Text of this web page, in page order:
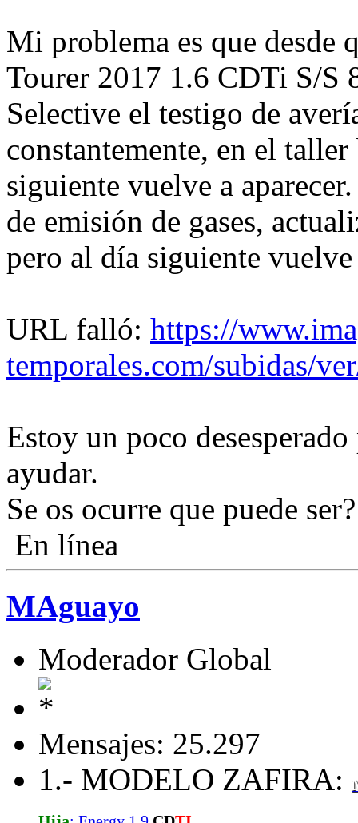
Mi problema es que desde
Tourer 2017 1.6 CDTi S/S
Selective el testigo de
constantemente, en el
siguiente vuelve a
de emisión de gases,
pero al día siguiente
URL falló: https://
temporales.com/subidas/
Estoy un poco
ayudar.
Se os ocurre que puede
En línea
MAguayo
Moderador Global
Mensajes: 25.297
1.- MODELO ZAFIRA: